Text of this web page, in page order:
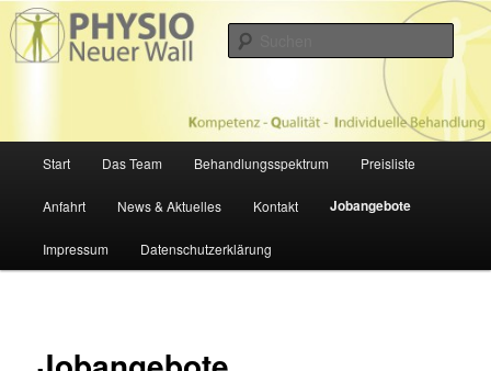
Zum
primären
Inhalt
PHYSIOTHERAPIE NEUER WALL
Physiotherapie in Hamburg
Start Das Team Behandlungsspektrum Preisliste
Anfahrt News & Aktuelles Kontakt Jobangebote
Impressum Datenschutzerklärung